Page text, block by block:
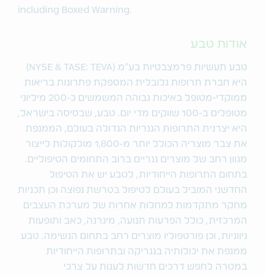
including Boxed Warning.
אודות טבע
טבע תעשיות פרמצבטיות בע"מ (NYSE & TASE: TEVA)
היא חברת תרופות גלובלית המספקת פתרונות בריאות
ממוקדי-מטופל באיכות גבוהה המשמשים כ-200 מיליוני
מטופלים ב-100 שווקים מדי יום. טבע, שבסיסה בישראל,
היא יצרנית התרופות הגנריות הגדולה בעולם, הממנפת
את צבר מוצריה הכולל יותר מ-1,800 מולקולות לייצור
מגוון רחב של מוצרים גנריים ברוב התחומים הטיפוליים.
בתחום התרופות הייחודיות, לטבע יש את הטיפול
החדשני המוביל בעולם לטיפול בטרשת נפוצה וכן תכניות
מחקר מתקדמות למחלות אחרות של מערכת העצבים
המרכזית, כולל הפרעות תנועה, מיגרנה, כאב ותופעות
ניווניות, וכן פורטפוליו מוצרים רחב בתחום הנשימה. טבע
ממנפת את יכולותיה בגנריקה ובתרופות הייחודיות
במטרה לחפש דרכים חדשות לענות על צרכי